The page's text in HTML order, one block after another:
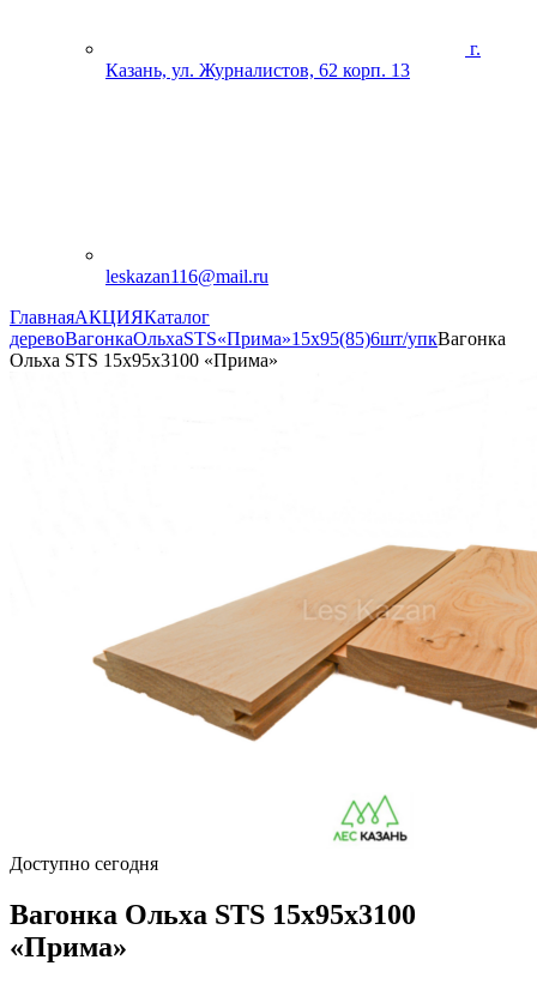
г.
Казань, ул. Журналистов, 62 корп. 13
leskazan116@mail.ru
ГлавнаяАКЦИЯКаталог
деревоВагонкаОльхаSTS«Прима»15х95(85)6шт/упкВагонка
Ольха STS 15х95х3100 «Прима»
Доступно сегодня
Вагонка Ольха STS 15х95х3100
«Прима»